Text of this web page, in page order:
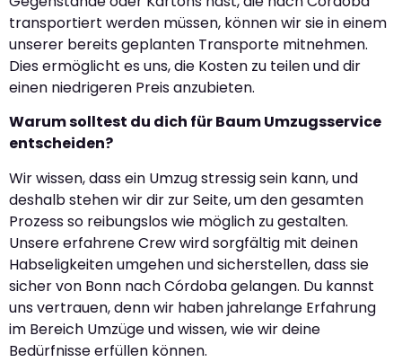
transportiert werden müssen, können wir sie in einem
unserer bereits geplanten Transporte mitnehmen.
Dies ermöglicht es uns, die Kosten zu teilen und dir
einen niedrigeren Preis anzubieten.
Warum solltest du dich für Baum Umzugsservice
entscheiden?
Wir wissen, dass ein Umzug stressig sein kann, und
deshalb stehen wir dir zur Seite, um den gesamten
Prozess so reibungslos wie möglich zu gestalten.
Unsere erfahrene Crew wird sorgfältig mit deinen
Habseligkeiten umgehen und sicherstellen, dass sie
sicher von Bonn nach Córdoba gelangen. Du kannst
uns vertrauen, denn wir haben jahrelange Erfahrung
im Bereich Umzüge und wissen, wie wir deine
Bedürfnisse erfüllen können.